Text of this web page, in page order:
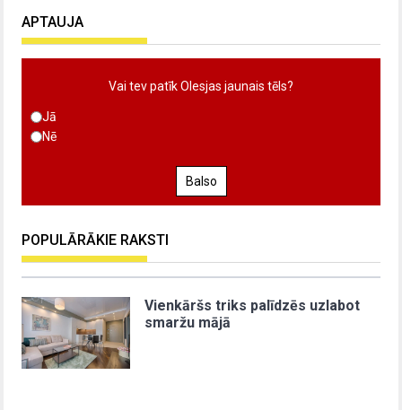
APTAUJA
Vai tev patīk Olesjas jaunais tēls?
Jā
Nē
Balso
POPULĀRĀKIE RAKSTI
Vienkāršs triks palīdzēs uzlabot
smaržu mājā